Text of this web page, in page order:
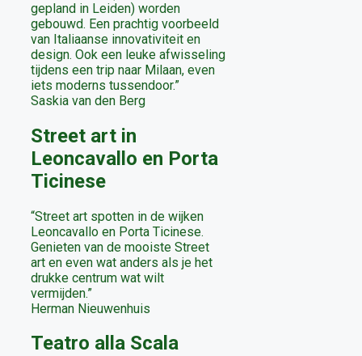
gepland in Leiden) worden
gebouwd. Een prachtig voorbeeld
van Italiaanse innovativiteit en
design. Ook een leuke afwisseling
tijdens een trip naar Milaan, even
iets moderns tussendoor.”
Saskia van den Berg
Street art in
Leoncavallo en Porta
Ticinese
“Street art spotten in de wijken
Leoncavallo en Porta Ticinese.
Genieten van de mooiste Street
art en even wat anders als je het
drukke centrum wat wilt
vermijden.”
Herman Nieuwenhuis
Teatro alla Scala